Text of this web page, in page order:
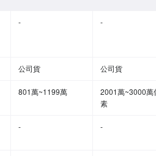
- -
公司貨 公司貨
801萬~1199萬
2001萬~3000萬
素
- -